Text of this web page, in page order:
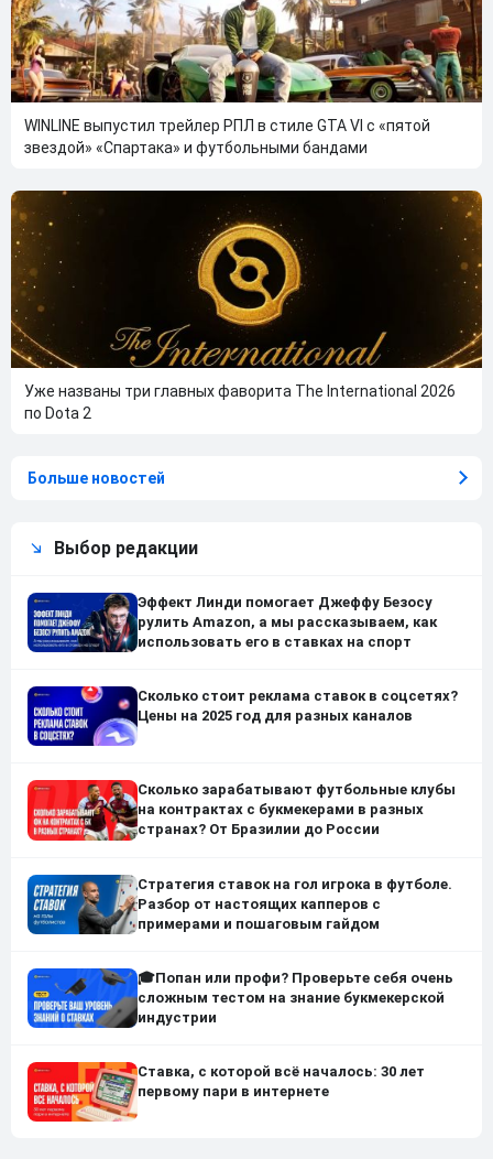
WINLINE выпустил трейлер РПЛ в стиле GTA VI с «пятой
звездой» «Спартака» и футбольными бандами
Уже названы три главных фаворита The International 2026
по Dota 2
Больше новостей
Выбор редакции
Эффект Линди помогает Джеффу Безосу
рулить Amazon, а мы рассказываем, как
использовать его в ставках на спорт
Сколько стоит реклама ставок в соцсетях?
Цены на 2025 год для разных каналов
Сколько зарабатывают футбольные клубы
на контрактах с букмекерами в разных
странах? От Бразилии до России
Стратегия ставок на гол игрока в футболе.
Разбор от настоящих капперов с
примерами и пошаговым гайдом
🎓Попан или профи? Проверьте себя очень
сложным тестом на знание букмекерской
индустрии
Ставка, с которой всё началось: 30 лет
первому пари в интернете